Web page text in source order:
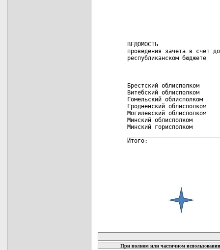
ВЕДОМОСТЬ
проведения зачета в счет
республиканском бюджете
Брестский
Витебский
Гомельский
Гродненский
Могилевский
Минский
Минский
Итого:
При полном или частичном